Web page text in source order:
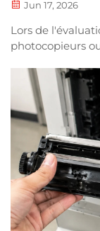
Jun 17, 2026
Lors de
photocopieurs
cartouches de
tambour, l'un
l'appareil. Le
dans le transfert